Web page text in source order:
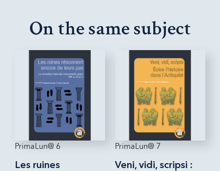
On the same subject
PrimaLun@ 6
Les ruines
PrimaLun@ 7
Veni, vidi, scripsi :